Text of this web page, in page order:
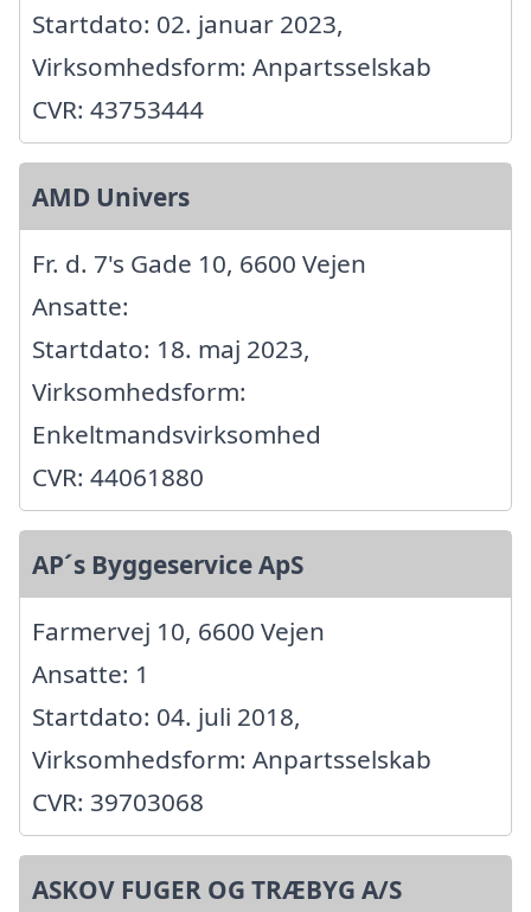
Startdato: 02. januar 2023,
Virksomhedsform: Anpartsselskab
CVR: 43753444
AMD Univers
Fr. d. 7's Gade 10, 6600 Vejen
Ansatte:
Startdato: 18. maj 2023,
Virksomhedsform:
Enkeltmandsvirksomhed
CVR: 44061880
AP´s Byggeservice ApS
Farmervej 10, 6600 Vejen
Ansatte: 1
Startdato: 04. juli 2018,
Virksomhedsform: Anpartsselskab
CVR: 39703068
ASKOV FUGER OG TRÆBYG A/S